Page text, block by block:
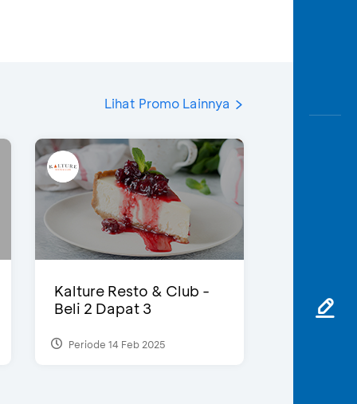
Lihat Promo Lainnya
Kalture Resto & Club -
Beli 2 Dapat 3
Periode 14 Feb 2025